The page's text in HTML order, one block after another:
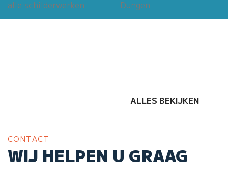
ALLES BEKIJKEN
CONTACT
WIJ HELPEN U GRAAG